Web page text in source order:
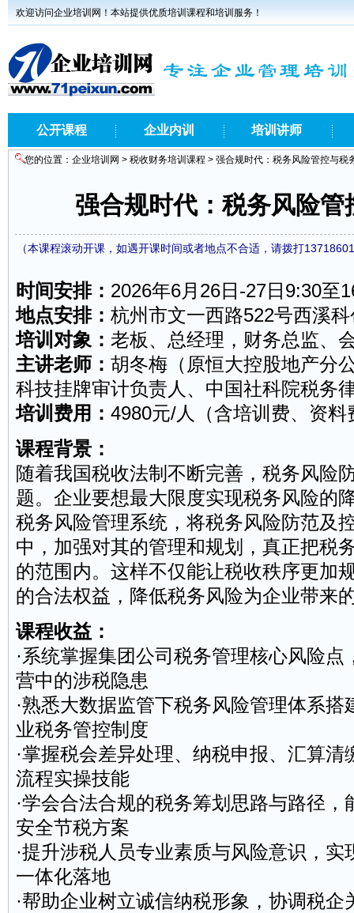
欢迎访问企业培训网！本站提供优质培训课程和培训服务！
公开课程 企业内训 培训讲师
您的位置： 企业培训网 > 税收财务培训课程 > 强合规时代：税务风险管控与税
强合规时代：税务风险管
（本课程滚动开课，如遇开课时间或者地点不合适，请拨打
时间安排： 2026年6月26日-27日9:30至
地点安排： 杭州市文一西路522号西溪
培训对象： 老板、总经理，财务总监、
主讲老师： 胡冬梅（原恒大控股地产分
科技挂牌审计负责人、中国社科院税务
培训费用： 4980元/人（含培训费、资
课程背景：
随着我国税收法制不断完善，税务风险
题。企业要想最大限度实现税务风险的
税务风险管理系统，将税务风险防范及
中，加强对其的管理和规划，真正把税
的范围内。这样不仅能让税收秩序更加
的合法权益，降低税务风险为企业带来
课程收益：
·系统掌握集团公司税务管理核心风险
营中的涉税隐患
·熟悉大数据监管下税务风险管理体系
业税务管控制度
·掌握税会差异处理、纳税申报、汇算
流程实操技能
·学会合法合规的税务筹划思路与路径
安全节税方案
·提升涉税人员专业素质与风险意识，
一体化落地
·帮助企业树立诚信纳税形象，协调税